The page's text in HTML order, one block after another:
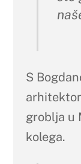
S
groblja u
kolega.